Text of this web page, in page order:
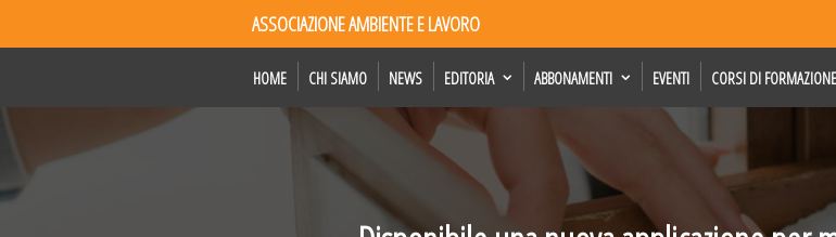
ASSOCIAZIONE AMBIENTE E LAVORO
HOME CHI SIAMO NEWS EDITORIA ABBONAMENTI EVENTI CORSI DI FORMAZIONE